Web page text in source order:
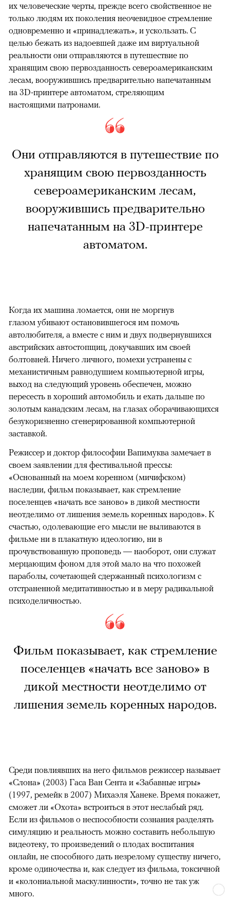
их человеческие черты, прежде всего свойственное не
только людям их поколения неочевидное стремление
одновременно и «принадлежать», и ускользать. С
целью бежать из надоевшей даже им виртуальной
реальности они отправляются в путешествие по
хранящим свою первозданность североамериканским
лесам, вооружившись предварительно напечатанным
на 3D-принтере автоматом, стреляющим
настоящими патронами.
Они отправляются в путешествие по
хранящим свою первозданность
североамериканским лесам,
вооружившись предварительно
напечатанным на 3D-принтере
автоматом.
Когда их машина ломается, они не моргнув
глазом убивают остановившегося им помочь
автолюбителя, а вместе с ним и двух подвернувшихся
австрийских автостопщиц, докучавших им своей
болтовней. Ничего личного, помехи устранены с
механистичным равнодушием компьютерной игры,
выход на следующий уровень обеспечен, можно
пересесть в хороший автомобиль и ехать дальше по
золотым канадским лесам, на глазах оборачивающихся
безукоризненно сгенерированной компьютерной
заставкой.
Режиссер и доктор философии Вапимуква замечает в
своем заявлении для фестивальной прессы:
«Основанный на моем коренном (мичифском)
наследии, фильм показывает, как стремление
поселенцев «начать все заново» в дикой местности
неотделимо от лишения земель коренных народов». К
счастью, одолевающие его мысли не выливаются в
фильме ни в плакатную идеологию, ни в
прочувствованную проповедь — наоборот, они служат
мерцающим фоном для этой мало на что похожей
параболы, сочетающей сдержанный психологизм с
отстраненной медитативностью и в меру радикальной
психоделичностью.
Фильм показывает, как стремление
поселенцев «начать все заново» в
дикой местности неотделимо от
лишения земель коренных народов.
Среди повлиявших на него фильмов режиссер называет
«Слона» (2003) Гаса Ван Сента и «Забавные игры»
(1997, ремейк в 2007) Михаэля Ханеке. Время покажет,
сможет ли «Охота» встроиться в этот неслабый ряд.
Если из фильмов о неспособности сознания разделять
симуляцию и реальность можно составить небольшую
видеотеку, то произведений о плодах воспитания
онлайн, не способного дать незрелому существу ничего,
кроме одиночества и, как следует из фильма, токсичной
и «колониальной маскулинности», точно не так уж
много.